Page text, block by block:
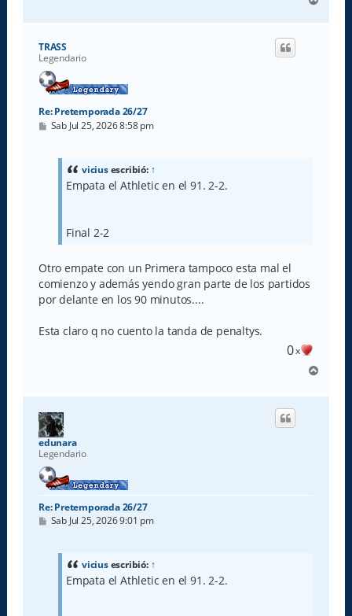
r
TRASS
Legendario
Re: Pretemporada 26/27
M
Sab Jul 25, 2026 8:58 pm
viciusescribió: ↑
Empata el Athletic en el 91. 2-2.
Final 2-2
Otro empate con un Primera tampoco esta mal el
comienzo y además yendo gran parte de los partidos
por delante en los 90 minutos....
Esta claro q no cuento la tanda de penaltys.
0x
r
edunara
Legendario
Re: Pretemporada 26/27
M
Sab Jul 25, 2026 9:01 pm
viciusescribió: ↑
Empata el Athletic en el 91. 2-2.